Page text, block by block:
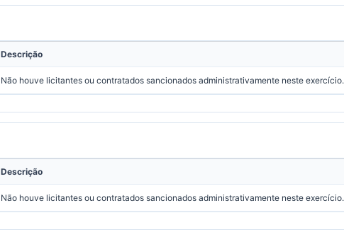
Descrição
Não houve licitantes ou contratados sancionados administrativamente neste exercício.
Descrição
Não houve licitantes ou contratados sancionados administrativamente neste exercício.